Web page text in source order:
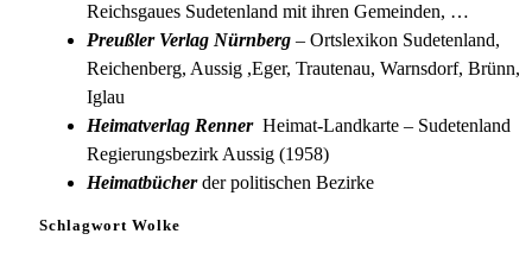
Reichsgaues Sudetenland mit ihren Gemeinden, …
Preußler Verlag Nürnberg – Ortslexikon Sudetenland,
Reichenberg, Aussig ,Eger, Trautenau, Warnsdorf, Brünn,
Iglau
Heimatverlag Renner Heimat-Landkarte – Sudetenland
Regierungsbezirk Aussig (1958)
Heimatbücherder politischen Bezirke
Schlagwort Wolke